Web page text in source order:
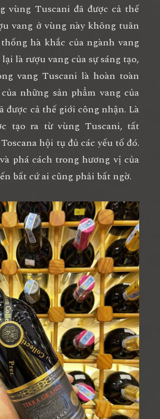
vùng Tuscani đã được cả thế
vang ở vùng này không tuân
hà khắc của ngành vang
là rượu vang của sự sáng tạo,
vang Tuscani là hoàn toàn
những sản phẩm vang của
được cả thế giới công nhận. Là
tạo ra từ vùng Tuscani, tất
hội tụ đủ các yếu tố đó.
phá cách trong hương vị của
bất cứ ai cũng phải bất ngờ.